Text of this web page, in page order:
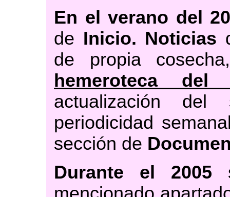
En el verano del
de Inicio. Noticias
de propia
hemeroteca
actualización
periodicidad
sección de
Durante el 2005